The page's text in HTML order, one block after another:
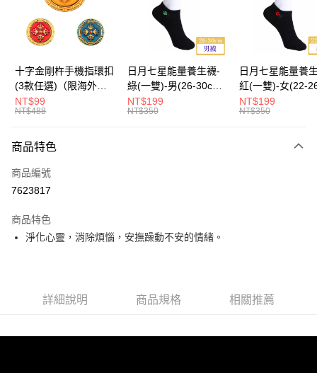
運送方式
海外國際空運 查看運費
十字金剛杵手機指環扣
(3款任選)（限海外直
購）Ring Holder
NT$99
NT$488
日月七星能量養生襪-
綠(一雙)-男(26-30cm)-
船型（限海外直購）
Socks
NT$199
NT$350
日月七星能量養
紅(一雙)-女(22-
-船型 （限海外
Socks
NT$199
NT$350
商品特色
商品編號
7623817
商品特色
淨化心靈，消除煩惱，安撫躁動不安的情緒。
詳細說明 商品規格 相關推薦